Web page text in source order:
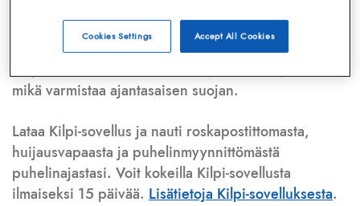
Lisäksi tunnistamme automaattisesti, jos kyseessä on
puhelinhuijarin numero, sähköpostiosoitetai
huijausviesti. Tietokantaamme päivitetään jatkuvasti,
mikä varmistaa ajantasaisen suojan.
Lataa Kilpi-sovellus ja nauti roskapostittomasta,
huijausvapaasta ja puhelinmyynnittömästä
puhelinajastasi. Voit kokeilla Kilpi-sovellusta
ilmaiseksi 15 päivää. Lisätietoja Kilpi-sovelluksesta.
Accept All Cookies
Cookies Settings